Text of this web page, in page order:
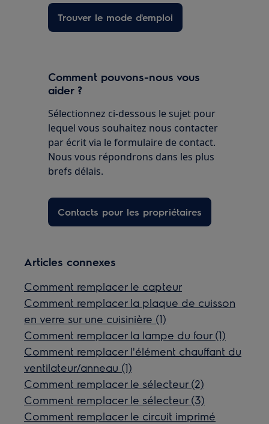
Trouver le mode d'emploi
Comment pouvons-nous vous
aider ?
Sélectionnez ci-dessous le sujet pour
lequel vous souhaitez nous contacter
par écrit via le formulaire de contact.
Nous vous répondrons dans les plus
brefs délais.
Contacts pour les propriétaires
Articles connexes
Comment remplacer le capteur
Comment remplacer la plaque de cuisson
en verre sur une cuisinière (1)
Comment remplacer la lampe du four (1)
Comment remplacer l'élément chauffant du
ventilateur/anneau (1)
Comment remplacer le sélecteur (2)
Comment remplacer le sélecteur (3)
Comment remplacer le circuit imprimé